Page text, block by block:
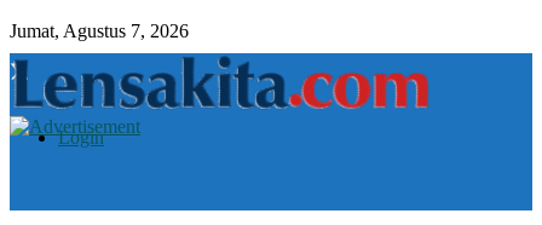
Jumat, Agustus 7, 2026
Login